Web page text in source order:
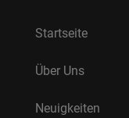
Startseite
Über Uns
Neuigkeiten